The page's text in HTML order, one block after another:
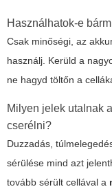
Használhatok-e
Csak minőségi, az
használj. Kerüld a
ne hagyd töltőn a
Milyen jelek utalnak
cserélni?
Duzzadás,
sérülése mind azt
tovább sérült cellával a